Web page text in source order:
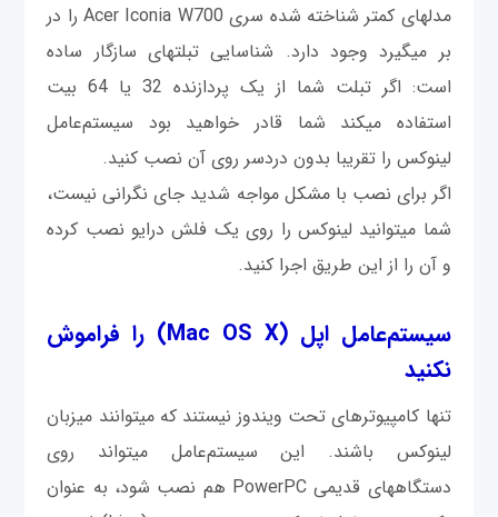
مدل‎های کمتر شناخته شده سری Acer Iconia W700 را در
بر می‎گیرد وجود دارد. شناسایی تبلت‎های سازگار ساده
است: اگر تبلت شما از یک پردازنده 32 یا 64 بیت
استفاده می‎کند شما قادر خواهید بود سیستم‌عامل
لینوکس را تقریبا بدون دردسر روی آن نصب کنید.
اگر برای نصب با مشکل مواجه شدید جای نگرانی نیست،
شما می‎توانید لینوکس را روی یک فلش درایو نصب كرده
و آن را از این طریق اجرا كنيد.
سیستم‌عامل اپل (Mac OS X) را فراموش
نکنید
تنها کامپیوترهای تحت ویندوز نیستند که می‎توانند میزبان
لینوکس باشند. این سیستم‌عامل می‎تواند روی
دستگاه‎های قدیمی ‎ PowerPCهم نصب شود، به عنوان